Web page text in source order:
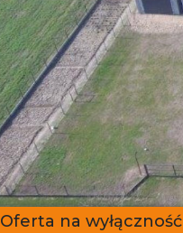
Oferta na wyłączność